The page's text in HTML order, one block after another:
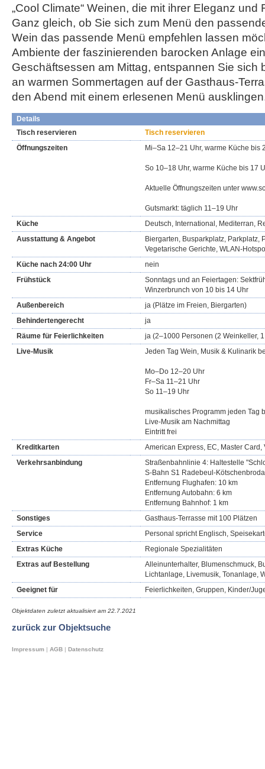
„Cool Climate“ Weinen, die mit ihrer Eleganz und
Ganz gleich, ob Sie sich zum Menü den
Wein das passende Menü empfehlen lassen
Ambiente der faszinierenden barocken Anlage
Geschäftsessen am Mittag, entspannen Sie sich
an warmen Sommertagen auf der Gasthaus-
den Abend mit einem erlesenen Menü
Details
Tisch reservieren
Tisch reservieren
Öffnungszeiten
Mi–Sa 12–21 Uhr, warme Küche bis
So 10–18 Uhr, warme Küche bis 17
Aktuelle Öffnungszeiten unter
Gutsmarkt: täglich 11–19 Uhr
Küche
Deutsch, International, Mediterran,
Ausstattung & Angebot
Biergarten, Busparkplatz, Parkplatz,
Vegetarische Gerichte, WLAN-
Küche nach 24:00 Uhr
nein
Frühstück
Sonntags und an Feiertagen:
Winzerbrunch von 10 bis 14 Uhr
Außenbereich
ja (Plätze im Freien, Biergarten)
Behindertengerecht
ja
Räume für Feierlichkeiten
ja (2–1000 Personen (2 Weinkeller,
Live-Musik
Jeden Tag Wein, Musik & Kulinarik
Mo–Do 12–20 Uhr
Fr–Sa 11–21 Uhr
So 11–19 Uhr
musikalisches Programm jeden Tag
Live-Musik am Nachmittag
Eintritt frei
Kreditkarten
American Express, EC, Master Card,
Verkehrsanbindung
Straßenbahnlinie 4: Haltestelle
S-Bahn S1 Radebeul-Kötschenbroda
Entfernung Flughafen: 10 km
Entfernung Autobahn: 6 km
Entfernung Bahnhof: 1 km
Sonstiges
Gasthaus-Terrasse mit 100 Plätzen
Service
Personal spricht Englisch,
Extras Küche
Regionale Spezialitäten
Extras auf Bestellung
Alleinunterhalter, Blumenschmuck,
Lichtanlage, Livemusik, Tonanlage,
Geeignet für
Feierlichkeiten, Gruppen, Kinder/
Objektdaten zuletzt aktualisiert am 22.7.2021
zurück zur Objektsuche
Impressum | AGB | Datenschutz